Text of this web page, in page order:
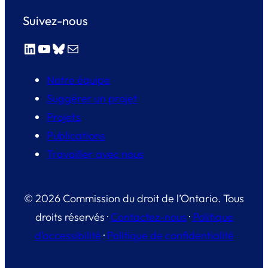
Suivez-nous
LinkedIn
YouTube
Bluesky
E-mail
Notre équipe
Suggérer un projet
Projets
Publications
Travailler avec nous
© 2026 Commission du droit de l’Ontario. Tous
droits réservés · Contactez-nous · Politique
d’accessibilité · Politique de confidentialité